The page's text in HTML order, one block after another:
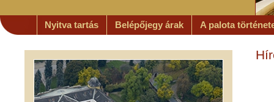
Nyitva tartás Belépőjegy árak A palota